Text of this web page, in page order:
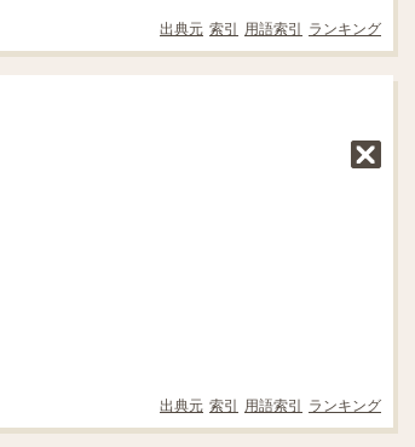
出典元 索引 用語索引 ランキング
出典元 索引 用語索引 ランキング